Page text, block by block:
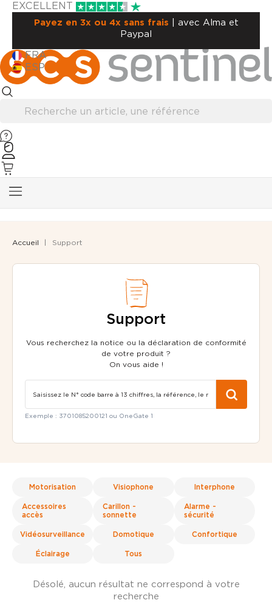
EXCELLENT
Payez en 3x ou 4x sans frais | avec Alma et
Paypal
FRA
ESP
Accueil Support
Support
Vous recherchez la notice ou la déclaration de conformité
de votre produit ?
On vous aide !
Exemple : 3701085200121 ou OneGate 1
Motorisation Visiophone Interphone
Accessoires
accès
Carillon -
sonnette
Alarme -
sécurité
Vidéosurveillance Domotique Confortique
Éclairage Tous
Désolé, aucun résultat ne correspond à votre
recherche